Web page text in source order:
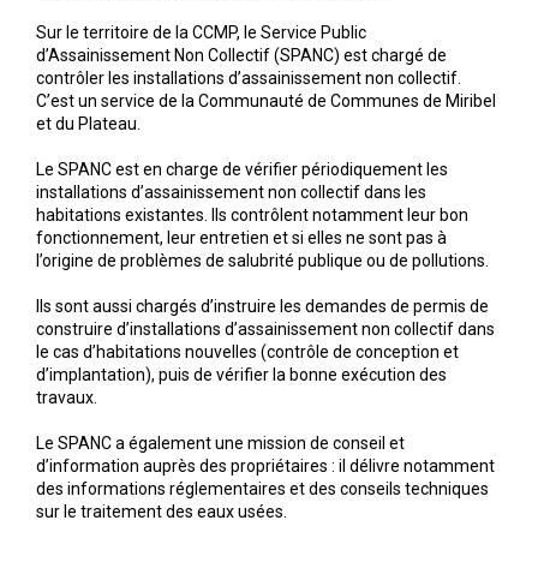
Sur le territoire de la CCMP, le Service Public
d’Assainissement Non Collectif (SPANC) est chargé de
contrôler les installations d’assainissement non collectif.
C’est un service de la Communauté de Communes de Miribel
et du Plateau.
Le SPANC est en charge de vérifier périodiquement les
installations d’assainissement non collectif dans les
habitations existantes. Ils contrôlent notamment leur bon
fonctionnement, leur entretien et si elles ne sont pas à
l’origine de problèmes de salubrité publique ou de pollutions.
Ils sont aussi chargés d’instruire les demandes de permis de
construire d’installations d’assainissement non collectif dans
le cas d’habitations nouvelles (contrôle de conception et
d’implantation), puis de vérifier la bonne exécution des
travaux.
Le SPANC a également une mission de conseil et
d’information auprès des propriétaires : il délivre notamment
des informations réglementaires et des conseils techniques
sur le traitement des eaux usées.